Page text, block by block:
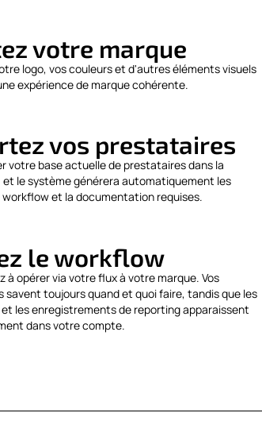
votre marque
logo, vos couleurs et d'autres éléments visuels
expérience de marque cohérente.
vos prestataires
votre base actuelle de prestataires dans la
le système générera automatiquement les
workflow et la documentation requises.
le workflow
à opérer via votre flux à votre marque. Vos
savent toujours quand et quoi faire, tandis que les
les enregistrements de reporting apparaissent
dans votre compte.